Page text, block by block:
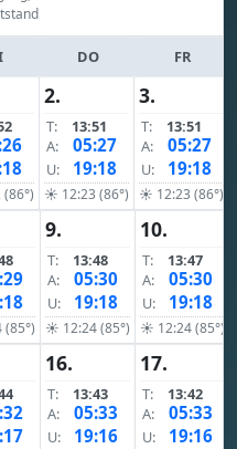
DO FR
2.
T:
13:51
A:
05:27
U: 19:18
☀ 12:23 (86°)
3.
T:
13:51
A:
05:27
U: 19:18
☀ 12:23 (86°)
9.
T:
13:48
A:
05:30
U: 19:18
☀ 12:24 (85°)
10.
T:
13:47
A:
05:30
U: 19:18
☀ 12:24 (85°)
16.
T:
13:43
A:
05:33
U: 19:16
17.
T:
13:42
A:
05:33
U: 19:16